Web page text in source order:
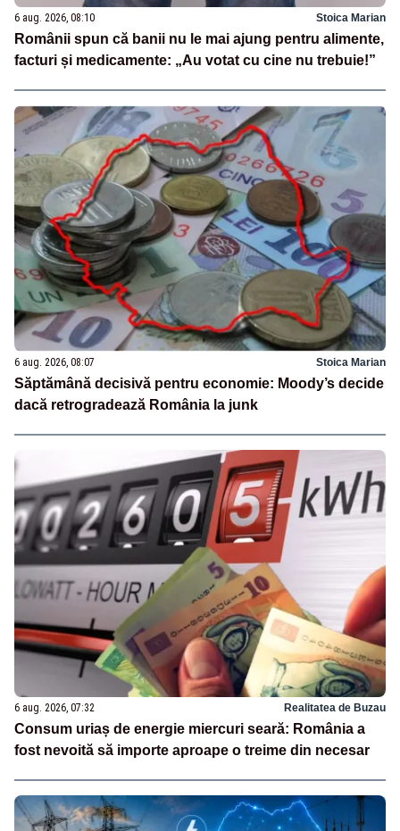
6 aug. 2026, 08:10 Stoica Marian
Românii spun că banii nu le mai ajung pentru alimente,
facturi și medicamente: „Au votat cu cine nu trebuie!”
6 aug. 2026, 08:07 Stoica Marian
Săptămână decisivă pentru economie: Moody’s decide
dacă retrogradează România la junk
6 aug. 2026, 07:32 Realitatea de Buzau
Consum uriaș de energie miercuri seară: România a
fost nevoită să importe aproape o treime din necesar